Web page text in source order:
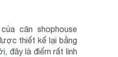
căn shophouse
thiết kế lại bằng
đây là điểm rất linh